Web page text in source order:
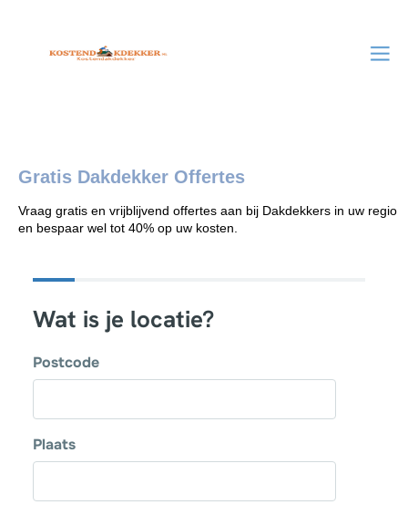
Gratis Dakdekker Offertes
Vraag gratis en vrijblijvend offertes aan bij Dakdekkers in uw regio
en bespaar wel tot 40% op uw kosten.